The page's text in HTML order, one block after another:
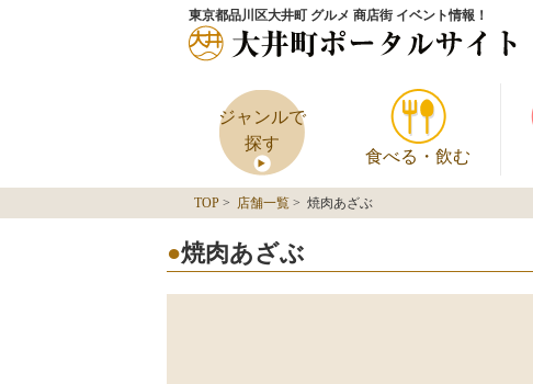
東京都品川区大井町 グルメ 商店街 イベント情報！
ジャンルで
探す
食べる・飲む
TOP > 店舗一覧 > 焼肉あざぶ
焼肉あざぶ